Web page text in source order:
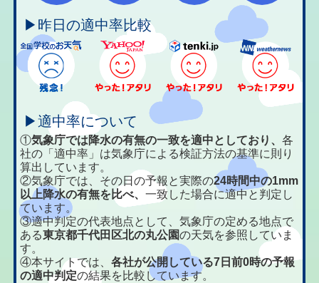
▶昨日の適中率比較
▶適中率について
①気象庁では降水の有無の一致を適中としており、各
社の「適中率」は気象庁による検証方法の基準に則り
算出しています。
②気象庁では、その日の予報と実際の24時間中の1mm
以上降水の有無を比べ、一致した場合に適中と判定し
ています。
③適中判定の代表地点として、気象庁の定める地点で
ある東京都千代田区北の丸公園の天気を参照していま
す。
④本サイトでは、各社が公開している7日前0時の予報
の適中判定の結果を比較しています。